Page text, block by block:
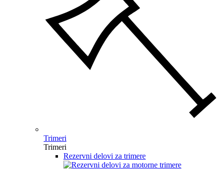
Trimeri
Trimeri
Rezervni delovi za trimere